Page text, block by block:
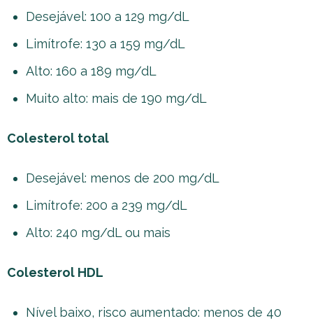
Desejável: 100 a 129 mg/dL
Limítrofe: 130 a 159 mg/dL
Alto: 160 a 189 mg/dL
Muito alto: mais de 190 mg/dL
Colesterol total
Desejável: menos de 200 mg/dL
Limítrofe: 200 a 239 mg/dL
Alto: 240 mg/dL ou mais
Colesterol HDL
Nível baixo, risco aumentado: menos de 40